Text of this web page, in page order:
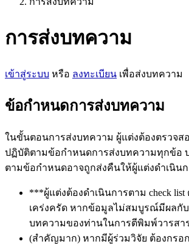
การส่งบทความ
เข้าสู่ระบบ หรือ ลงทะเบียน เพื่อส่งบทความ
ข้อกำหนดการส่งบทความ
ในขั้นตอนการส่งบทความ ผู้แต่งต้องตรวจส
ปฏิบัติตามข้อกำหนดการส่งบทความทุกข้อ
ตามข้อกำหนดอาจถูกส่งคืนให้ผู้แต่งดำเนิน
***ผู้แต่งต้องดำเนินการตาม check list
เคร่งครัด หากข้อมูลไม่สมบูรณ์มีผลกั
บทความของท่านในการตีพิมพ์วารสา
(สำคัญมาก) หากมีผู้ร่วมวิจัย ต้องกรอ